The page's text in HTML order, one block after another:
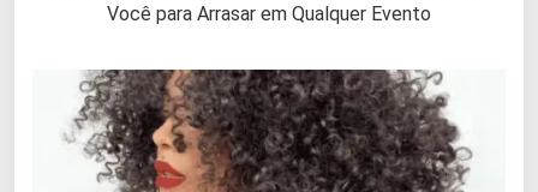
Você para Arrasar em Qualquer Evento